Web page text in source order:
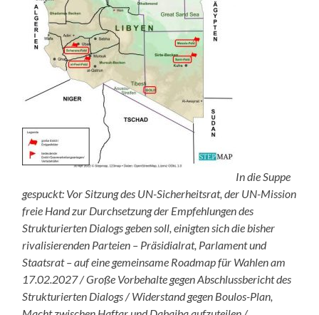
In die Suppe
gespuckt: Vor Sitzung des UN-Sicherheitsrat, der UN-Mission
freie Hand zur Durchsetzung der Empfehlungen des
Strukturierten Dialogs geben soll, einigten sich die bisher
rivalisierenden Parteien – Präsidialrat, Parlament und
Staatsrat – auf eine gemeinsame Roadmap für Wahlen am
17.02.2027 / Große Vorbehalte gegen Abschlussbericht des
Strukturierten Dialogs / Widerstand gegen Boulos-Plan,